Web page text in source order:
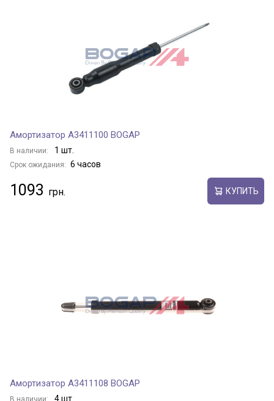
Амортизатор A3411100 BOGAP
В наличии: 1 шт.
Срок ожидания: 6 часов
1093 КУПИТЬ
Амортизатор A3411108 BOGAP
В наличии: 4 шт.